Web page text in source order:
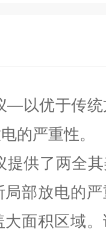
—以优于传
的严重性。
提供了两全
部放电的
面积区域